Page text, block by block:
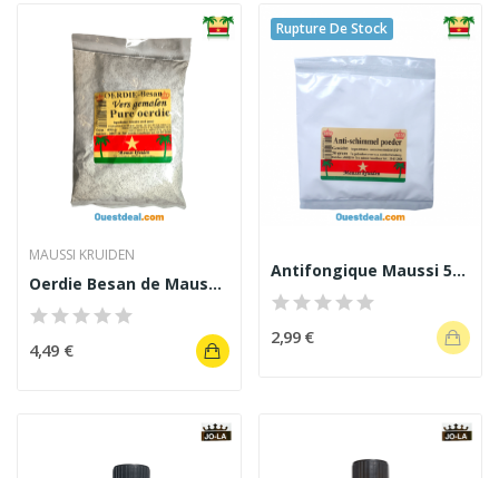
MAUSSI KRUIDEN
Oerdie Besan de Maussi Kruiden 400g
4,49 €
Rupture De Stock
Antifongique Maussi 50 g
2,99 €